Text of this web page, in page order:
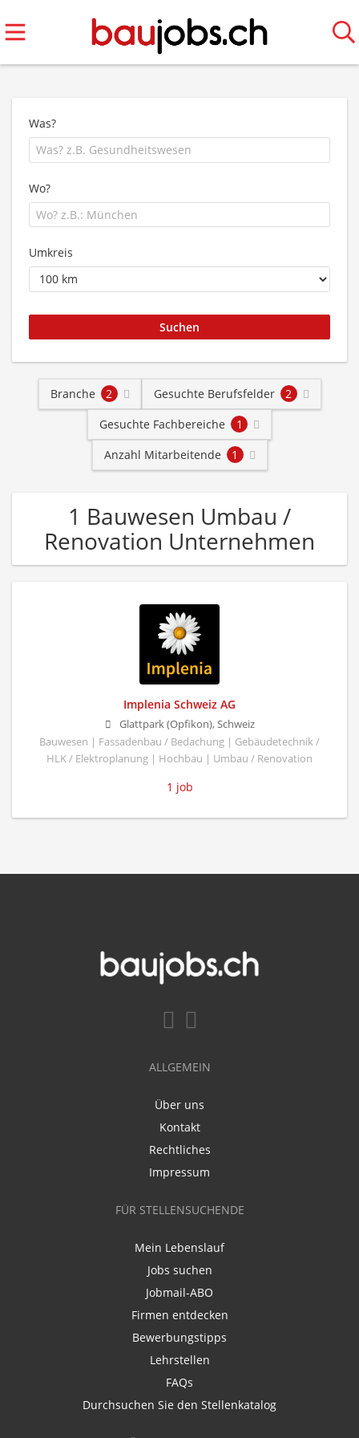
Was?
Wo?
Umkreis
Branche 2 Gesuchte Berufsfelder
2
Gesuchte Fachbereiche
1
Anzahl Mitarbeitende
1
1 Bauwesen Umbau /
Renovation Unternehmen
Implenia Schweiz AG
Glattpark (Opfikon), Schweiz
Bauwesen | Fassadenbau / Bedachung | Gebäudetechnik /
HLK / Elektroplanung | Hochbau | Umbau / Renovation
1 job
ALLGEMEIN
Über uns
Kontakt
Rechtliches
Impressum
FÜR STELLENSUCHENDE
Mein Lebenslauf
Jobs suchen
Jobmail-ABO
Firmen entdecken
Bewerbungstipps
Lehrstellen
FAQs
Durchsuchen Sie den Stellenkatalog